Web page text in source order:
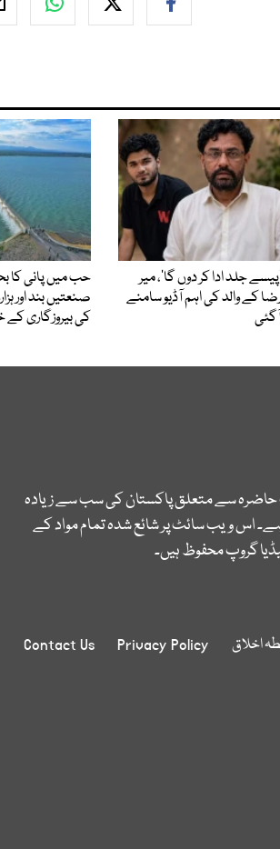
جلد ادا کر دوں گا‘، میر
کے والد کی اہم آڈیو سامنے
آگئی
حب میں پانی کا
صنعتیں بند اور
کی بیروزگاری
حاضرہ سے متعلق پاکستان کی سب سے زیادہ
اس ویب سائٹ پر شائع شدہ تمام مواد کے
گروپ محفوظ ہیں۔
اخلاق Privacy Policy
Contact Us